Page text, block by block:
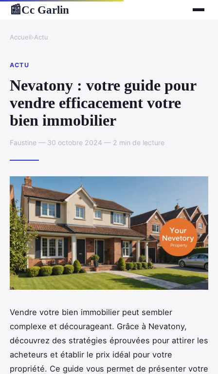
📰Cc Garlin
Accueil›Actu
ACTU
Nevatony : votre guide pour
vendre efficacement votre
bien immobilier
Faustine — 30 octobre 2024 — 2 min de lecture
Vendre votre bien immobilier peut sembler
complexe et décourageant. Grâce à Nevatony,
découvrez des stratégies éprouvées pour attirer les
acheteurs et établir le prix idéal pour votre
propriété. Ce guide vous permet de présenter votre